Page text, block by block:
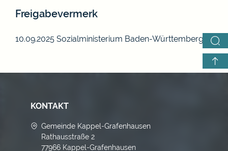
Freigabevermerk
10.09.2025 Sozialministerium Baden-Württemberg
KONTAKT
Gemeinde Kappel-Grafenhausen
Rathausstraße 2
77966 Kappel-Grafenhausen